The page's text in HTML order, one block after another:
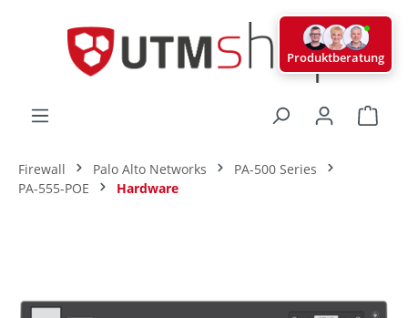
Firewall Palo Alto Networks
PA-500 Series
PA-555-POE
Hardware
Produktberatung